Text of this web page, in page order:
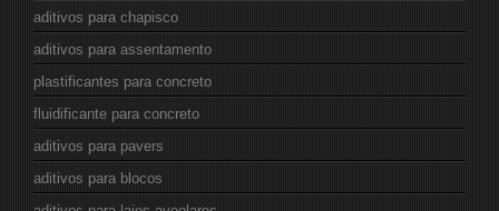
aditivos para chapisco
aditivos para assentamento
plastificantes para concreto
fluidificante para concreto
aditivos para pavers
aditivos para blocos